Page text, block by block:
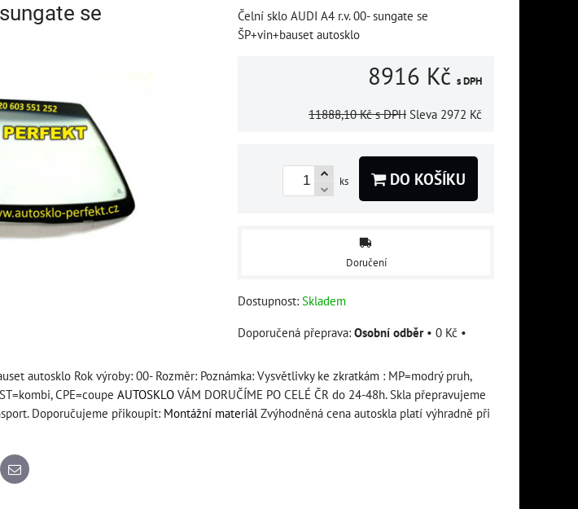
se
Čelní sklo AUDI A4 r.v. 00- sungate se
ŠP+vin+bauset autosklo
8916 Kč s DPH
11888,10 Kč s DPH Sleva 2972 Kč
ks DO KOŠÍKU
Doručení
Dostupnost: Skladem
Osobní odběr • 0 Kč •
autosklo Rok výroby: 00- Rozměr: Poznámka: Vysvětlivky ke zkratkám : MP=modrý pruh,
CPE=coupe AUTOSKLO VÁM DORUČÍME PO CELÉ ČR do 24-48h. Skla přepravujeme
Doporučujeme přikoupit: Montážní materiálZvýhodněná cena autoskla platí výhradně při
E-
mail